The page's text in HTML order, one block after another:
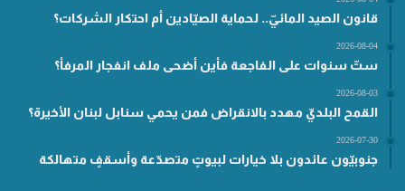
قانون الصيد المائيّ.. لحماية الصيّادين أم احتكار الشركات؟
2026-08-04
ستّ سنوات على الفاجعة فأين أضحى ملف انفجار المرفأ؟
2026-08-03
القمح البلديّ مهدد بالانقراض فمن يحمي سنابل لبنان الأخيرة؟
2026-07-30
جنوبيّون عائدون بلا خيارات لبيوتٍ متصدّعة وأسقفٍ متهالكة